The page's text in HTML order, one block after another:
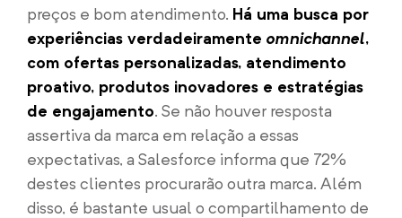
preços e bom atendimento. Há uma busca por
experiências verdadeiramente omnichannel,
com ofertas personalizadas, atendimento
proativo, produtos inovadores e estratégias
de engajamento. Se não houver resposta
assertiva da marca em relação a essas
expectativas, a Salesforce informa que 72%
destes clientes procurarão outra marca. Além
disso, é bastante usual o compartilhamento de